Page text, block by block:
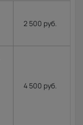
2 500 руб.
4 500 руб.